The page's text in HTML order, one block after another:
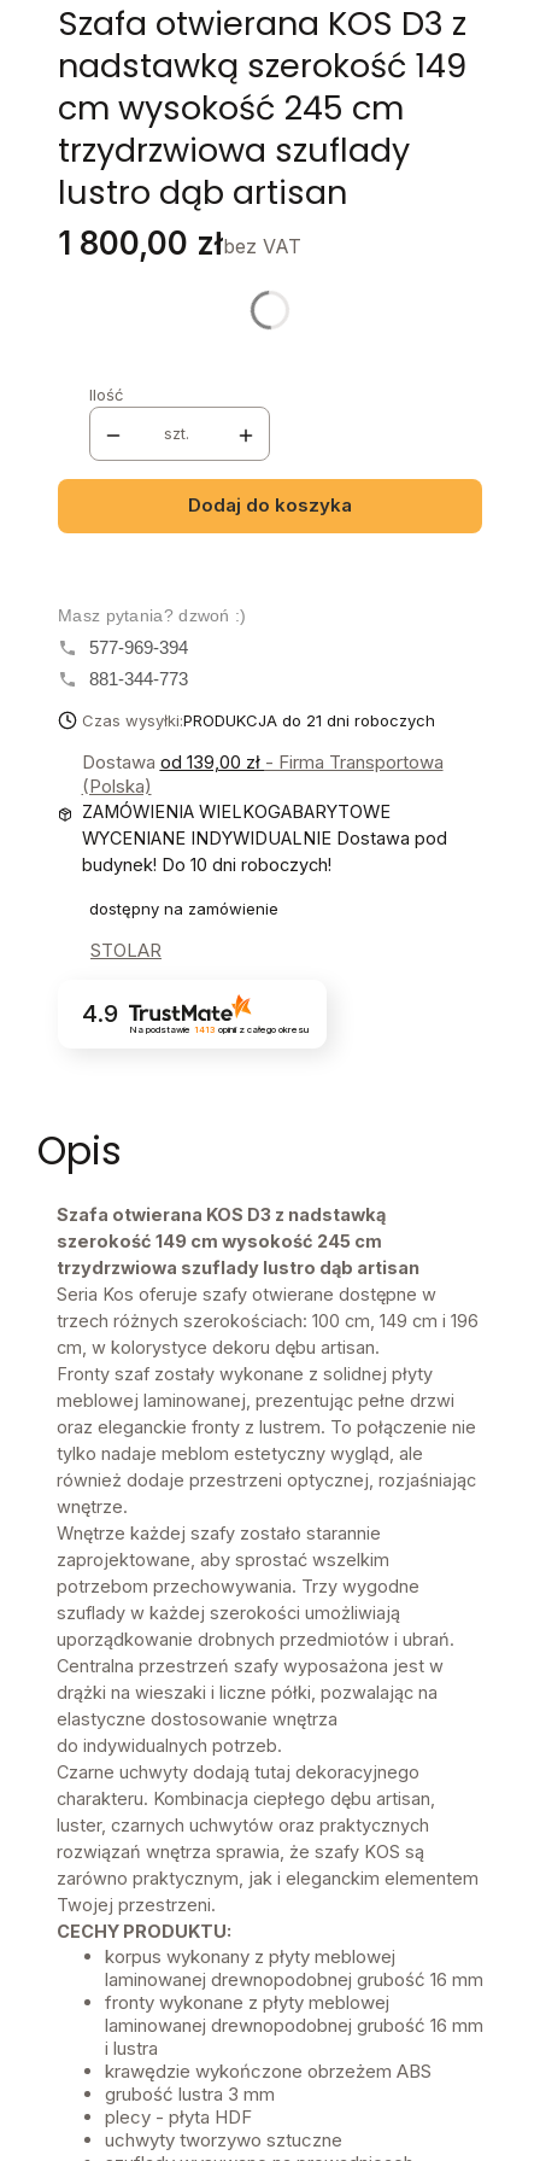
Szafa otwierana KOS D3 z
nadstawką szerokość 149
cm wysokość 245 cm
trzydrzwiowa szuflady
lustro dąb artisan
Cena
1 800,00 złbez VAT
Stwórz swój wymarzony mebel
Poszczególne warianty mogą różnić się ceną
Ilość
szt.
Dodaj do koszyka
Masz pytania? dzwoń :)
577-969-394
881-344-773
Czas wysyłki:PRODUKCJA do 21 dni roboczych
Dostawa od 139,00 zł - Firma Transportowa
(Polska)
ZAMÓWIENIA WIELKOGABARYTOWE
WYCENIANE INDYWIDUALNIE Dostawa pod
budynek! Do 10 dni roboczych!
dostępny na zamówienie
STOLAR
4.9
Na podstawie 1413 opinii z całego okresu
Opis
Szafa otwierana KOS D3 z nadstawką
szerokość 149 cm wysokość 245 cm
trzydrzwiowa szuflady lustro dąb artisan
Seria Kos oferuje szafy otwierane dostępne w
trzech różnych szerokościach: 100 cm, 149 cm i 196
cm, w kolorystyce dekoru dębu artisan.
Fronty szaf zostały wykonane z solidnej płyty
meblowej laminowanej, prezentując pełne drzwi
oraz eleganckie fronty z lustrem. To połączenie nie
tylko nadaje meblom estetyczny wygląd, ale
również dodaje przestrzeni optycznej, rozjaśniając
wnętrze.
Wnętrze każdej szafy zostało starannie
zaprojektowane, aby sprostać wszelkim
potrzebom przechowywania. Trzy wygodne
szuflady w każdej szerokości umożliwiają
uporządkowanie drobnych przedmiotów i ubrań.
Centralna przestrzeń szafy wyposażona jest w
drążki na wieszaki i liczne półki, pozwalając na
elastyczne dostosowanie wnętrza
do indywidualnych potrzeb.
Czarne uchwyty dodają tutaj dekoracyjnego
charakteru. Kombinacja ciepłego dębu artisan,
luster, czarnych uchwytów oraz praktycznych
rozwiązań wnętrza sprawia, że szafy KOS są
zarówno praktycznym, jak i eleganckim elementem
Twojej przestrzeni.
CECHY PRODUKTU:
korpus wykonany z płyty meblowej
laminowanej drewnopodobnej grubość 16 mm
fronty wykonane z płyty meblowej
laminowanej drewnopodobnej grubość 16 mm
i lustra
krawędzie wykończone obrzeżem ABS
grubość lustra 3 mm
plecy - płyta HDF
uchwyty tworzywo sztuczne